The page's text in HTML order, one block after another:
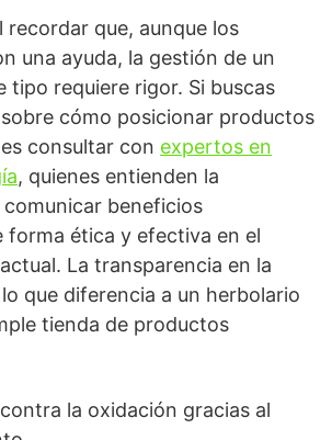
recordar que, aunque los
una ayuda, la gestión de un
tipo requiere rigor. Si buscas
cómo posicionar productos
consultar con expertos en
, quienes entienden la
beneficios
forma ética y efectiva en el
La transparencia en la
que diferencia a un herbolario
tienda de productos
la oxidación gracias al